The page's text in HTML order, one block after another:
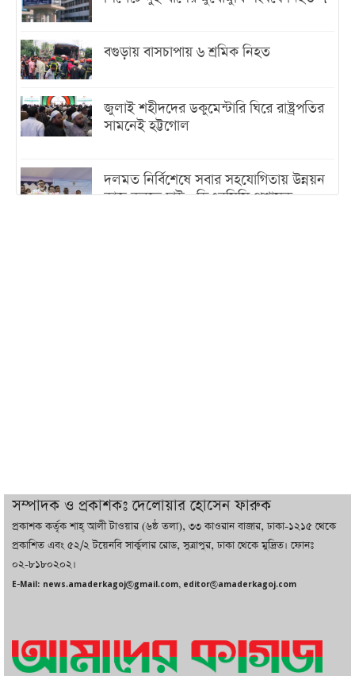
বগুড়ায় বাসচাপায় ৬ শ্রমিক নিহত
জুলাই শহীদদের ডকুমেন্টারি ঘিরে রাষ্ট্রপতির
সামনেই হট্টগোল
দলমত নির্বিশেষে সবার সহযোগিতায় উন্নয়ন
কাজ করতে চাই : ডিএনসিসি প্রশাসক
বাজারে কাঁচা মরিচে ‘আগুন’, ‘এত দাম তো
আগে দেখিনি’
সম্পাদক ও প্রকাশকঃ দেলোয়ার হোসেন ফারুক
প্রকাশক কর্তৃক শাহ্ আলী টাওয়ার (৬ষ্ঠ তলা), ৩৩ কাওরান বাজার, ঢাকা-১২১৫ থেকে
প্রকাশিত এবং ৫২/২ টয়েনবি সার্কুলার রোড, সুত্রাপুর, ঢাকা থেকে মুদ্রিত। ফোনঃ
০২-৮১৮০২০২।
E-Mail: news.amaderkagoj@gmail.com, editor@amaderkagoj.com